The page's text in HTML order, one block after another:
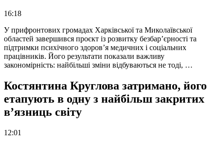
16:18
У прифронтових громадах Харківської та Миколаївської
областей завершився проєкт із розвитку безбар’єрності та
підтримки психічного здоров’я медичних і соціальних
працівників. Його результати показали важливу
закономірність: найбільші зміни відбуваються не тоді, …
Костянтина Круглова затримано, його
етапують в одну з найбільш закритих
в’язниць світу
12:01